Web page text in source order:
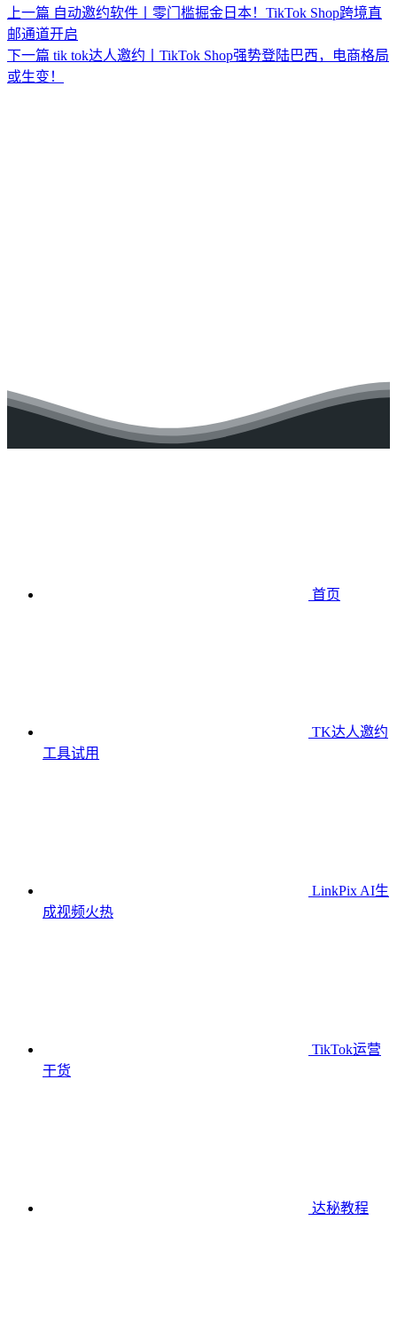
上一篇 自动邀约软件丨零门槛掘金日本！TikTok Shop跨境直
邮通道开启
下一篇 tik tok达人邀约丨TikTok Shop强势登陆巴西，电商格局
或生变！
首页
TK达人邀约
工具试用
LinkPix AI生
成视频火热
TikTok运营
干货
达秘教程